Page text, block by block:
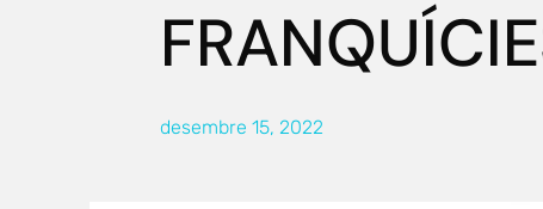
desembre 15, 2022